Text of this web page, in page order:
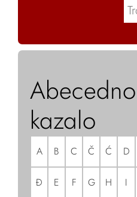
Abecedno
kazalo
A B C Č Ć D
Đ E F G H I